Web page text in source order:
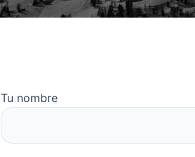
Tu nombre